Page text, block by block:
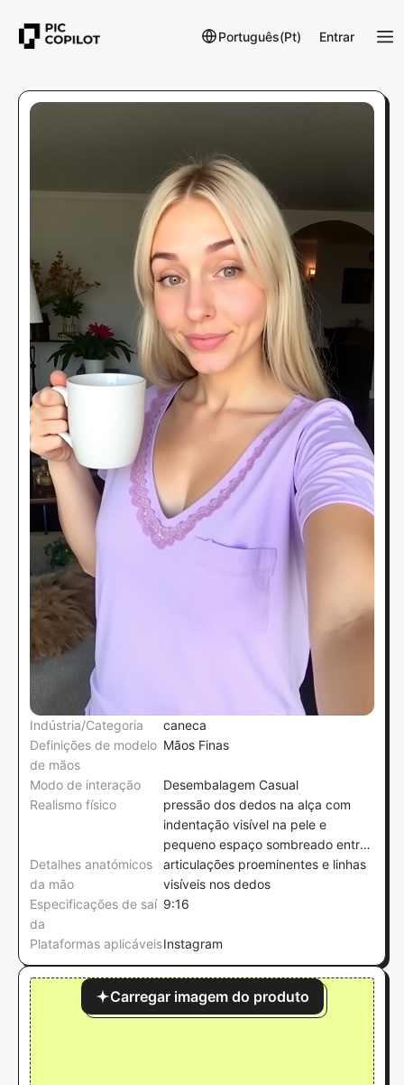
Português(Pt) Entrar
Indústria/Categoria
caneca
Definições de modelo
de mãos
Mãos Finas
Modo de interação
Desembalagem Casual
Realismo físico
pressão dos dedos na alça com
indentação visível na pele e
pequeno espaço sombreado entre
a mão e a superfície da caneca
Detalhes anatómicos
da mão
articulações proeminentes e linhas
visíveis nos dedos
Especificações de saí
da
9:16
Plataformas aplicáveisInstagram
Carregar imagem do produto